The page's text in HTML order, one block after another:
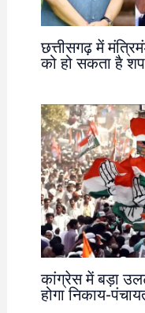
छत्तीसगढ़ में
को हो सकता है
कांग्रेस में बड़ा
होगा निकाय-